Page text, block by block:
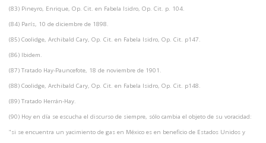
(83) Pineyro, Enrique, Op. Cit. en Fabela Isidro, Op. Cit. p. 104.
(84) París, 10 de diciembre de 1898.
(85) Coolidge, Archibald Cary, Op. Cit. en Fabela Isidro, Op. Cit. p147.
(86) Ibidem.
(87) Tratado Hay-Pauncefote, 18 de noviembre de 1901.
(88) Coolidge, Archibald Cary, Op. Cit. en Fabela Isidro, Op. Cit. p148.
(89) Tratado Herrán-Hay.
(90) Hoy en día se escucha el discurso de siempre, sólo cambia el objeto de su voracidad:
"si se encuentra un yacimiento de gas en México es en beneficio de Estados Unidos y